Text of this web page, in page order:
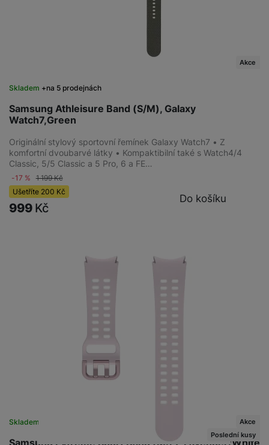
Samsung Athleisure Band (S/M), Galaxy
Watch7,Green
Skladem na 5 prodejnách
Akce
Originální stylový sportovní řemínek Galaxy Watch7 • Z
komfortní dvoubarvé látky • Kompaktibilní také s Watch4/4
Classic, 5/5 Classic a 5 Pro, 6 a FE…
-17 % 1 199Kč
Ušetříte 200 Kč
999 Kč
Do košíku
Samsung Extreme Sport Band (M/L), Lavender/White
Skladem na prodejně
Akce
Poslední kusy